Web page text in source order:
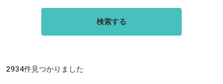
検索する
2934件見つかりました